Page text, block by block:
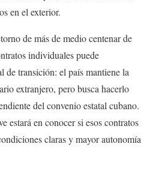
en el exterior.
de más de medio centenar de
individuales puede
de transición: el país mantiene la
extranjero, pero busca hacerlo
del convenio estatal cubano.
estará en conocer si esos contratos
claras y mayor autonomía